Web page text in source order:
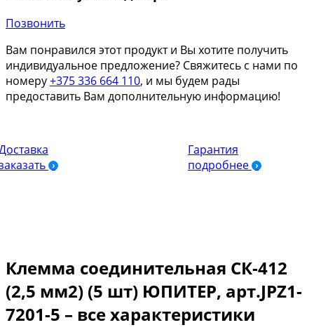
Позвонить
Вам понравился этот продукт и Вы хотите получить
индивидуальное предложение? Свяжитесь с нами по
номеру+375 336 664 110, и мы будем рады
предоставить Вам дополнительную информацию!
Гарантия
подробнее
Клемма соединительная СК-412
(2,5 мм2) (5 шт) ЮПИТЕР, арт.JPZ1-
7201-5 – все характеристики